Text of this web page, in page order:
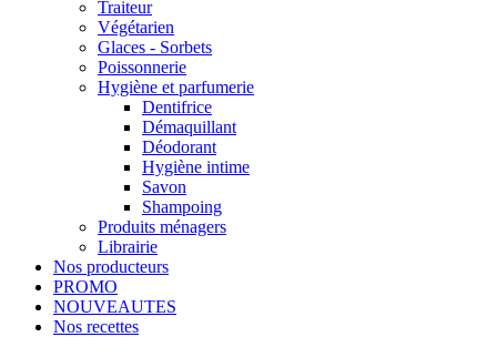
Traiteur
Végétarien
Glaces - Sorbets
Poissonnerie
Hygiène et parfumerie
Dentifrice
Démaquillant
Déodorant
Hygiène intime
Savon
Shampoing
Produits ménagers
Librairie
Nos producteurs
PROMO
NOUVEAUTES
Nos recettes